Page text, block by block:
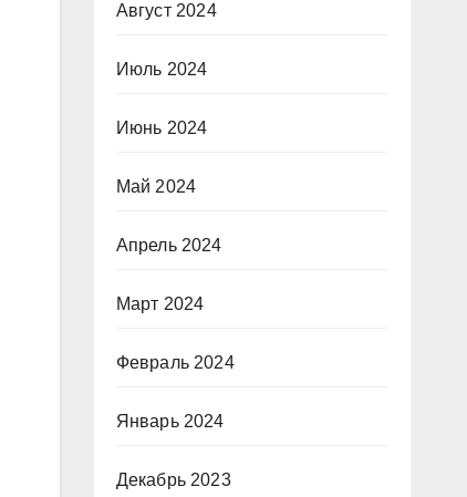
Август 2024
Июль 2024
Июнь 2024
Май 2024
Апрель 2024
Март 2024
Февраль 2024
Январь 2024
Декабрь 2023